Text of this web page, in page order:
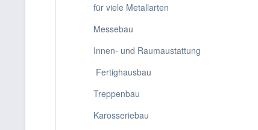
für viele Metallarten
Messebau
Innen- und Raumaustattung
Fertighausbau
Treppenbau
Karosseriebau